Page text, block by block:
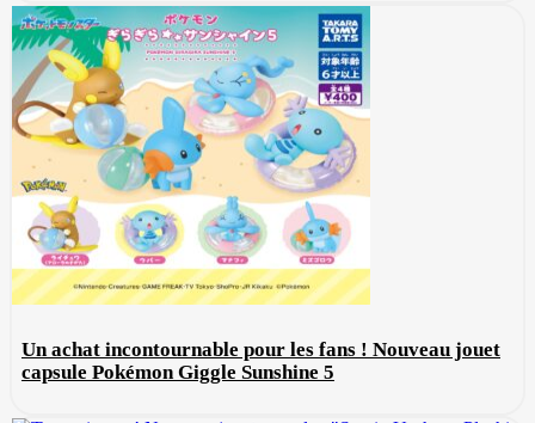
Un achat incontournable pour les fans ! Nouveau jouet
capsule Pokémon Giggle Sunshine 5